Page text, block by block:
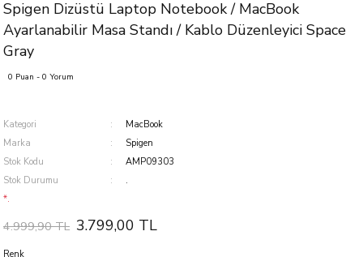
Spigen Dizüstü Laptop Notebook / MacBook
Ayarlanabilir Masa Standı / Kablo Düzenleyici Space
Gray
0 Puan - 0 Yorum
Kategori
MacBook
Marka
Spigen
Stok Kodu
AMP09303
Stok Durumu
.
*.
4.999,90 TL 3.799,00 TL
Renk